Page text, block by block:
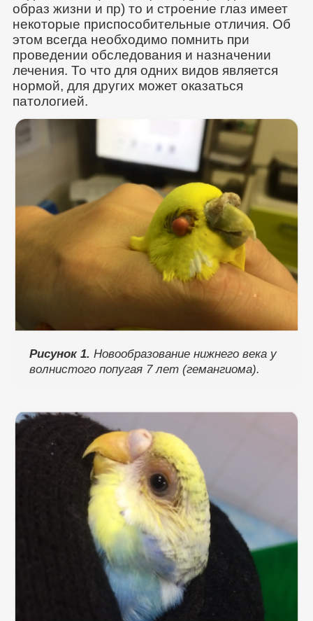
образ жизни и пр) то и строение глаз имеет
некоторые приспособительные отличия. Об
этом всегда необходимо помнить при
проведении обследования и назначении
лечения. То что для одних видов является
нормой, для других может оказаться
патологией.
Рисунок 1. Новообразование нижнего века у
волнистого попугая 7 лет (гемангиома).